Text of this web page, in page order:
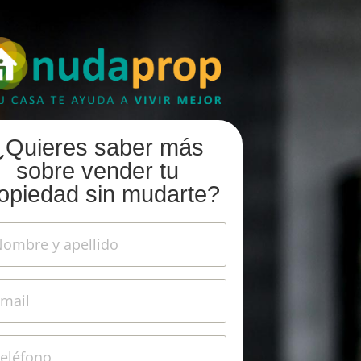
saber más
sobre vender tu
sin mudarte?